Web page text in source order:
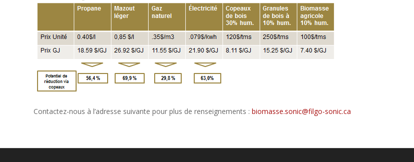
Contactez-nous à l’adresse suivante pour plus de renseignements : biomasse.sonic@filgo-sonic.ca